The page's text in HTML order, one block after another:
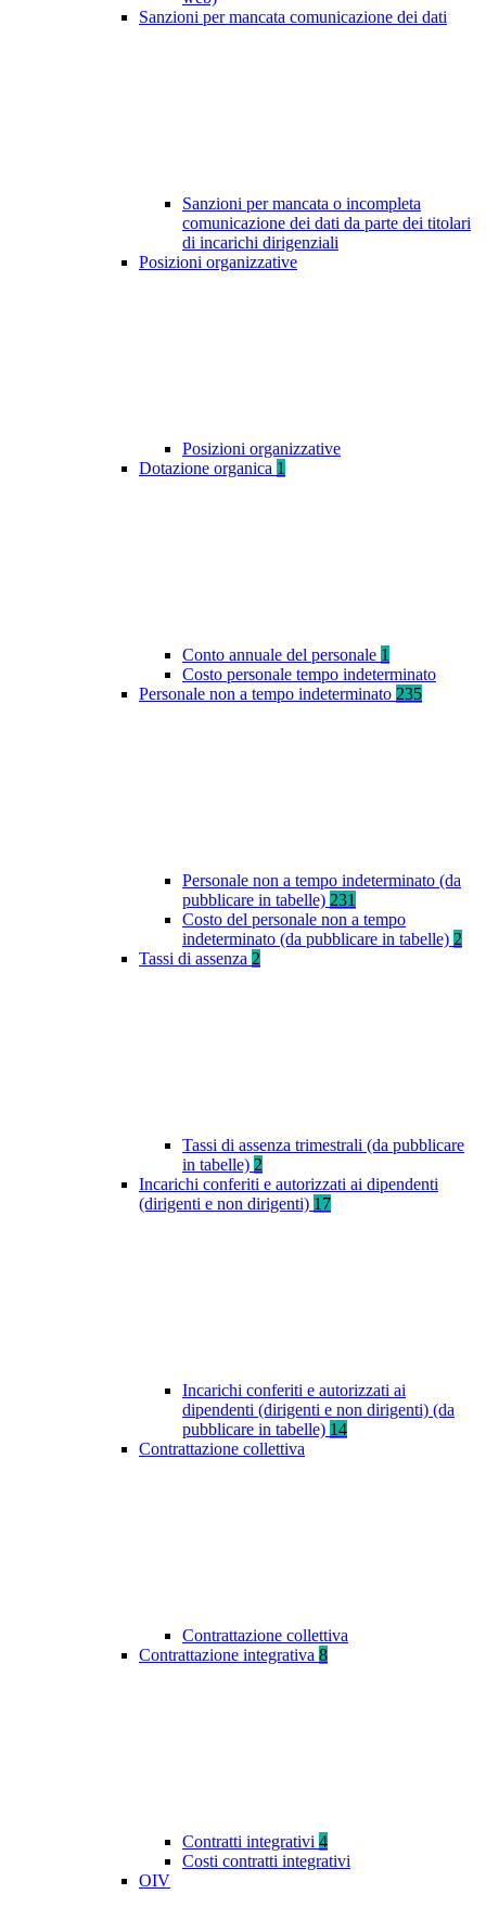
Sanzioni per mancata comunicazione dei dati
Sanzioni per mancata o incompleta
comunicazione dei dati da parte dei titolari
di incarichi dirigenziali
Posizioni organizzative
Posizioni organizzative
Dotazione organica 1
Conto annuale del personale 1
Costo personale tempo indeterminato
Personale non a tempo indeterminato 235
Personale non a tempo indeterminato (da
pubblicare in tabelle) 231
Costo del personale non a tempo
indeterminato (da pubblicare in tabelle) 2
Tassi di assenza 2
Tassi di assenza trimestrali (da pubblicare
in tabelle) 2
Incarichi conferiti e autorizzati ai dipendenti
(dirigenti e non dirigenti) 17
Incarichi conferiti e autorizzati ai
dipendenti (dirigenti e non dirigenti) (da
pubblicare in tabelle) 14
Contrattazione collettiva
Contrattazione collettiva
Contrattazione integrativa 8
Contratti integrativi 4
Costi contratti integrativi
OIV